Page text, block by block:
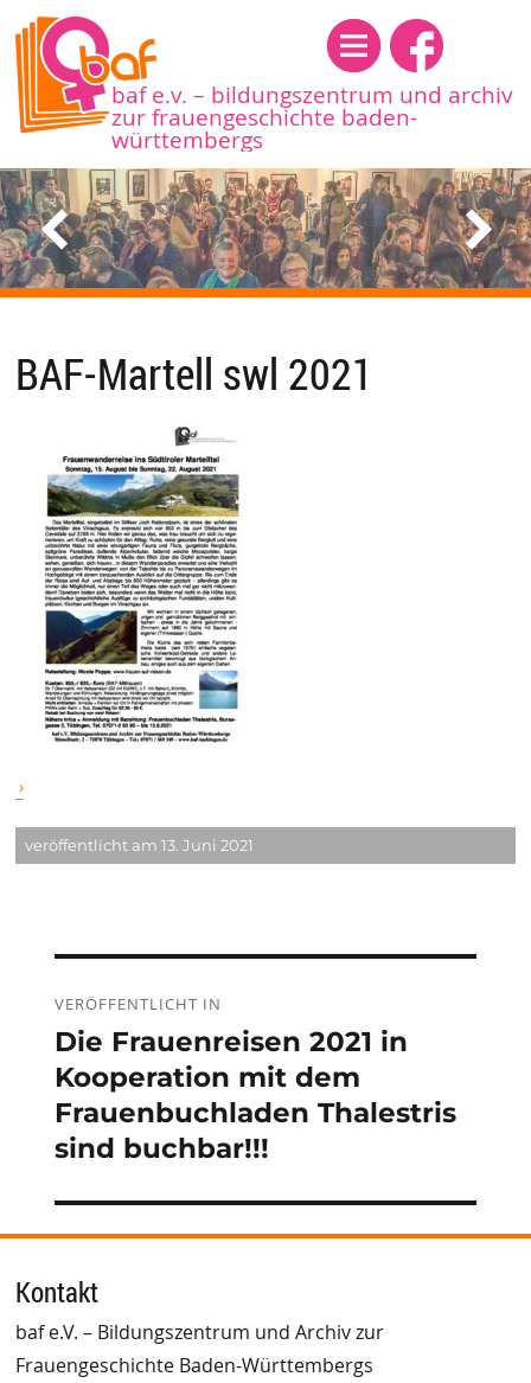
baf e.v. – bildungszentrum und archiv
zur frauengeschichte baden-
württembergs
Menü
BAF-Martell swl 2021
veröffentlicht am 13. Juni 2021
VERÖFFENTLICHT IN
Die Frauenreisen 2021 in
Kooperation mit dem
Frauenbuchladen Thalestris
sind buchbar!!!
Kontakt
baf e.V. – Bildungszentrum und Archiv zur
Frauengeschichte Baden-Württembergs